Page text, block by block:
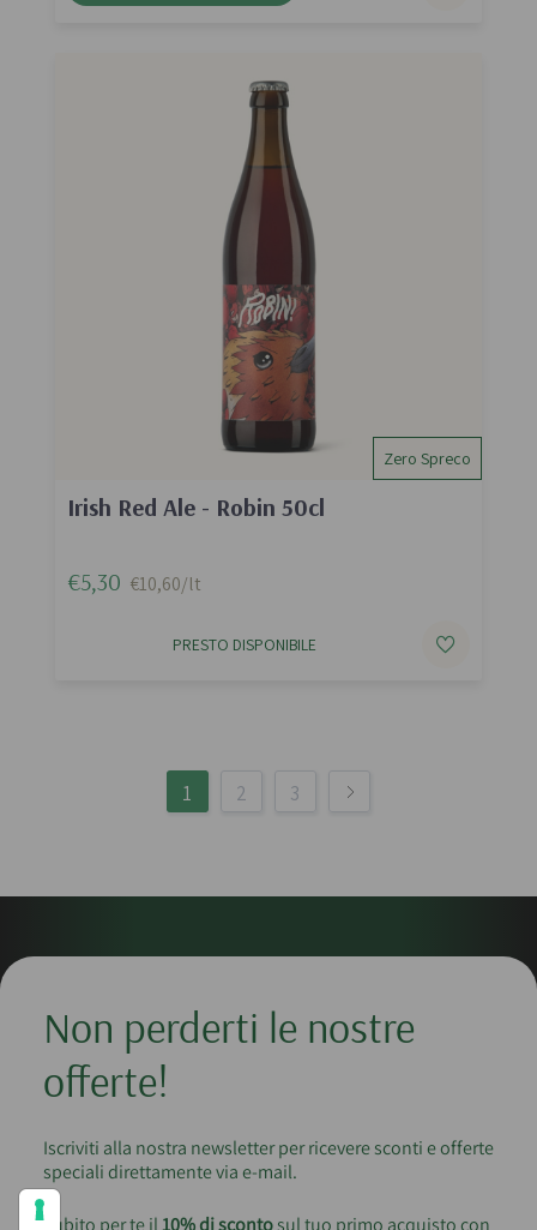
Zero Spreco
Irish Red Ale - Robin 50cl
€5,30 €10,60/lt
PRESTO DISPONIBILE
1 2 3
Non perderti le nostre
offerte!
Iscriviti alla nostra newsletter per ricevere sconti e offerte
speciali direttamente via e-mail.
Subito per te il 10% di scontosul tuo primo acquisto con